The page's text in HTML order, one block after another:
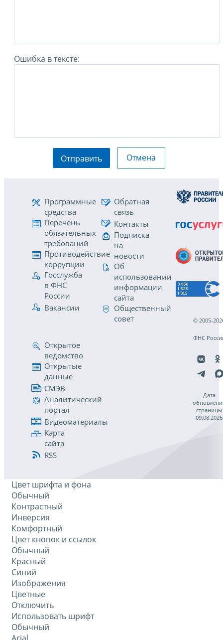
Ошибка в тексте:
Отправить Отмена
Программные
средства
Перечень
обязательных
требований
Противодействие
коррупции
Госслужба
в ФНС
России
Вакансии
Обратная
связь
Контакты
Подписка
на
новости
Об
использовании
информации
сайта
Общественный
совет
Открытое
ведомство
Открытые
данные
СМЭВ
Аналитический
портал
Видеоматериалы
Карта
сайта
RSS
© 2005-
ФНС
Дата
страницы
09.08.2026
Цвет шрифта и фона
Обычный
Контрастный
Инверсия
Комфортный
Цвет кнопок и ссылок
Обычный
Красный
Синий
Изображения
Цветные
Отключить
Использовать шрифт
Обычный